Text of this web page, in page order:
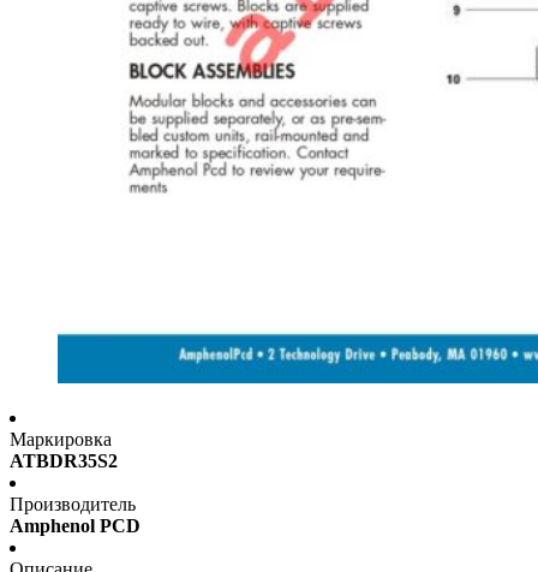
Маркировка
ATBDR35S2
Производитель
Amphenol PCD